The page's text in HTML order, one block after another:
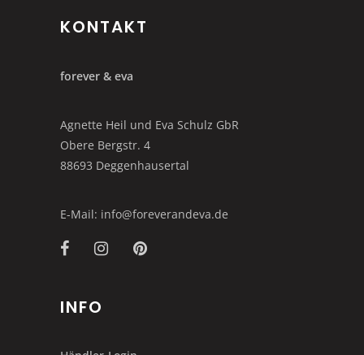
KONTAKT
forever & eva
Agnette Heil und Eva Schulz GbR
Obere Bergstr. 4
88693 Deggenhausertal
E-Mail: info@foreverandeva.de
INFO